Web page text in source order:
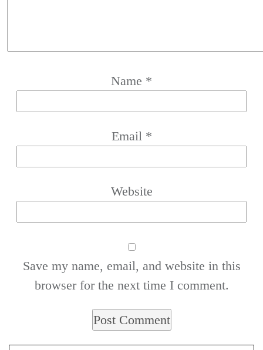
Name *
Email *
Website
Save my name, email, and website in this
browser for the next time I comment.